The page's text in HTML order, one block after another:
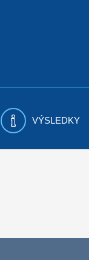
VÝSLEDKY